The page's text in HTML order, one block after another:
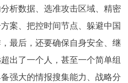
析数据、选准攻击区域、精密
案、把控时间节点、躲避中国
最后，还要确保自身安全、继
出了一个人，甚至一个简单组
强大的情报搜集能力、战略分